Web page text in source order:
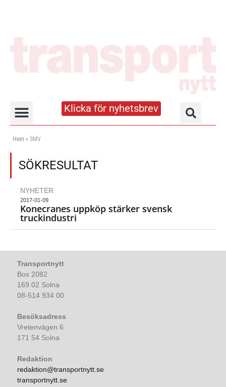
Klicka för nyhetsbrev
Hem » SMV
SÖKRESULTAT
NYHETER
2017-01-09
Konecranes uppköp stärker svensk
truckindustri
Transportnytt
Box 2082
169 02 Solna
08-514 934 00
Besöksadress
Vretenvägen 6
171 54 Solna
Redaktion
redaktion@transportnytt.se
transportnytt.se